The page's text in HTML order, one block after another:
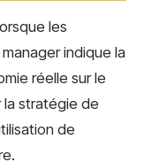
les
indique la
réelle sur le
la stratégie de
de